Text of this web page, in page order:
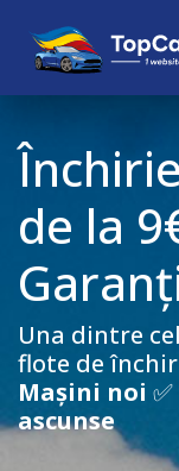
de la
Una dintre
flote de
Mașini noi ✅
ascunse